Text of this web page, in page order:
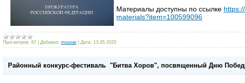
Материалы доступны по ссылке
materials?item=100599096
Просмотров: 67 Добавил: muuoar Дата: 13.05.2025
Районный конкурс-фестиваль "Битва Хоров", посвященный Дню